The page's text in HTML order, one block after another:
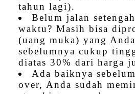
tahun lagi).
Belum jalan
waktu? Masih bisa
(uang muka) yang
sebelumnya cukup
diatas 30% dari harga
Ada baiknya
over, Anda sudah